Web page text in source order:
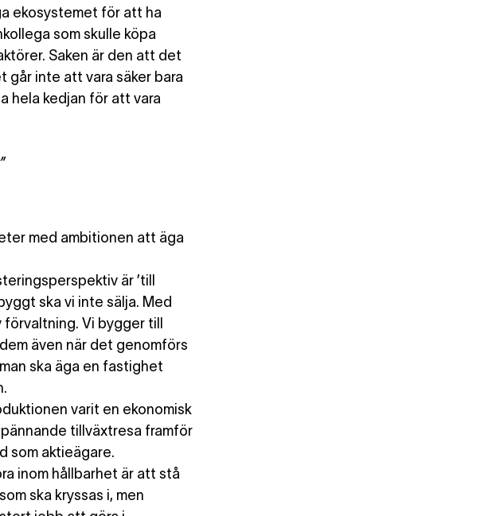
ekosystemet för att ha
som skulle köpa
Saken är den att det
går inte att vara säker bara
hela kedjan för att vara
med ambitionen att äga
är ’till
ska vi inte sälja. Med
Vi bygger till
även när det genomförs
ska äga en fastighet
varit en ekonomisk
tillväxtresa framför
som aktieägare.
inom hållbarhet är att stå
ska kryssas i, men